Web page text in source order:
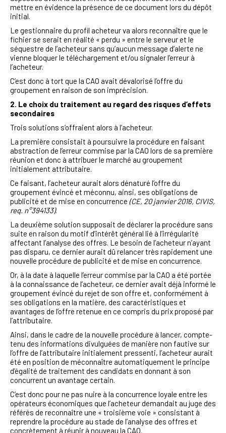
mettre en évidence la présence de ce document lors du dépôt
initial.
Le gestionnaire du profil acheteur va alors reconnaître que le
fichier se serait en réalité « perdu » entre le serveur et le
séquestre de l’acheteur sans qu’aucun message d’alerte ne
vienne bloquer le téléchargement et/ou signaler l’erreur à
l’acheteur.
C’est donc à tort que la CAO avait dévalorisé l’offre du
groupement en raison de son imprécision.
2. Le choix du traitement au regard des risques d’effets
secondaires
Trois solutions s’offraient alors à l’acheteur.
La première consistait à poursuivre la procédure en faisant
abstraction de l’erreur commise par la CAO lors de sa première
réunion et donc à attribuer le marché au groupement
initialement attributaire.
Ce faisant, l’acheteur aurait alors dénaturé l’offre du
groupement évincé et méconnu, ainsi, ses obligations de
publicité et de mise en concurrence (CE, 20 janvier 2016, CIVIS,
req. n°394133).
La deuxième solution supposait de déclarer la procédure sans
suite en raison du motif d’intérêt général lié à l’irrégularité
affectant l’analyse des offres. Le besoin de l’acheteur n’ayant
pas disparu, ce dernier aurait dû relancer très rapidement une
nouvelle procédure de publicité et de mise en concurrence.
Or, à la date à laquelle l’erreur commise par la CAO a été portée
à la connaissance de l’acheteur, ce dernier avait déjà informé le
groupement évincé du rejet de son offre et, conformément à
ses obligations en la matière, des caractéristiques et
avantages de l’offre retenue en ce compris du prix proposé par
l’attributaire.
Ainsi, dans le cadre de la nouvelle procédure à lancer, compte-
tenu des informations divulguées de manière non fautive sur
l’offre de l’attributaire initialement pressenti, l’acheteur aurait
été en position de méconnaître automatiquement le principe
d’égalité de traitement des candidats en donnant à son
concurrent un avantage certain.
C’est donc pour ne pas nuire à la concurrence loyale entre les
opérateurs économiques que l’acheteur demandait au juge des
référés de reconnaître une « troisième voie » consistant à
reprendre la procédure au stade de l’analyse des offres et
concrètement à réunir à nouveau la CAO.